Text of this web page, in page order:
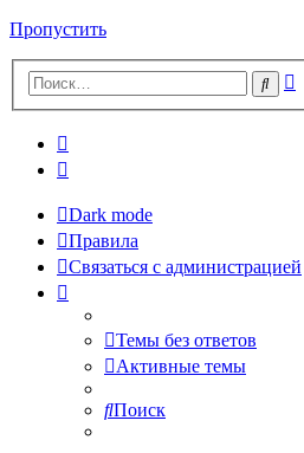
Пропустить
Поиск
Dark mode
Правила
Связаться с администрацией
Темы без ответов
Активные темы
Поиск